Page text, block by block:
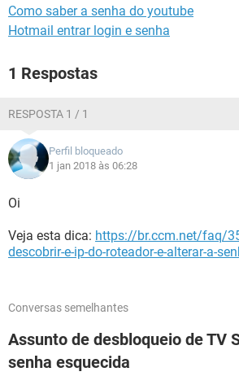
Como saber a senha do youtube
Hotmail entrar login e senha
1 Respostas
RESPOSTA 1 / 1
Perfil bloqueado
1 jan 2018 às 06:28
Oi
Veja esta dica: https://br.ccm.net/faq/
descobrir-e-ip-do-roteador-e-alterar-a-
Conversas semelhantes
Assunto de desbloqueio de TV
senha esquecida